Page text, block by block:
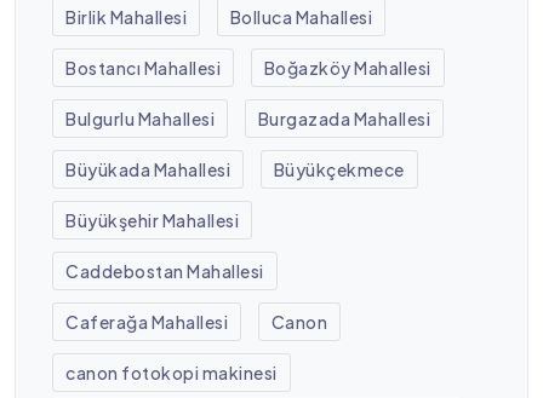
Birlik Mahallesi Bolluca Mahallesi
Bostancı Mahallesi Boğazköy Mahallesi
Bulgurlu Mahallesi Burgazada Mahallesi
Büyükada Mahallesi Büyükçekmece
Büyükşehir Mahallesi
Caddebostan Mahallesi
Caferağa Mahallesi Canon
canon fotokopi makinesi